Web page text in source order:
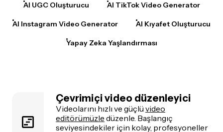
AI UGC Oluşturucu AI TikTok Video Generator
AI Instagram Video Generator AI Kıyafet Oluşturucu
Yapay Zeka Yaşlandırması
Çevrimiçi video düzenleyici
Videolarını hızlı ve güçlü video
editörümüzle düzenle. Başlangıç
seviyesindekiler için kolay, profesyoneller